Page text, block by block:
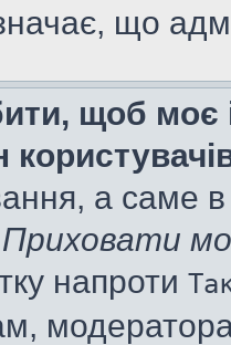
що
щоб моє
а саме
Приховати
напроти